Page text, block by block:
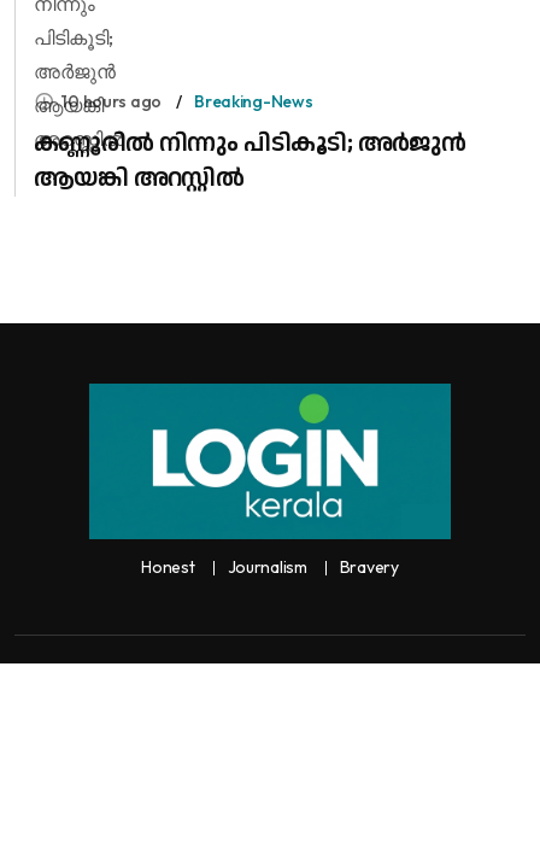
10 hours ago Breaking-News
കണ്ണൂരിൽ നിന്നും പിടികൂടി; അർജുൻ
ആയങ്കി അറസ്റ്റിൽ
Honest Journalism Bravery